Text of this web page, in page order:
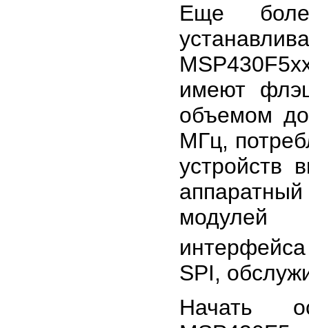
Еще
имеют
объемом
МГц,
устройств
модулей
SPI,
Начать